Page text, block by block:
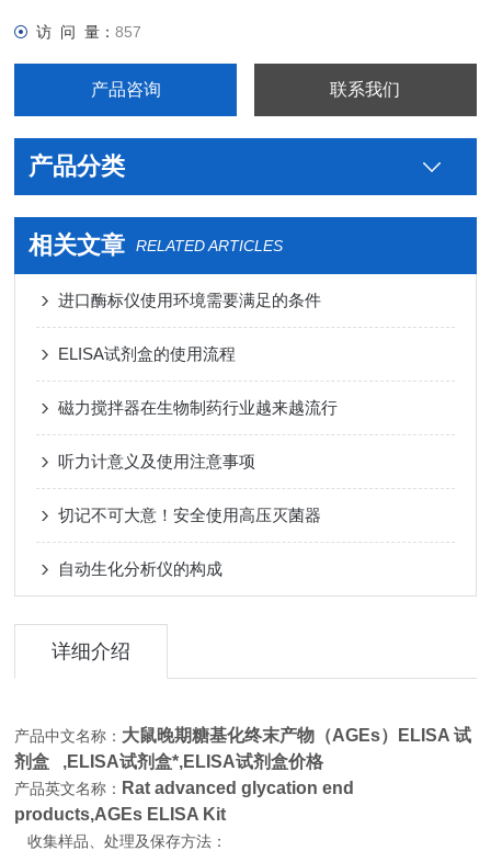
访 问 量：857
产品咨询 联系我们
产品分类
相关文章 RELATED ARTICLES
进口酶标仪使用环境需要满足的条件
ELISA试剂盒的使用流程
磁力搅拌器在生物制药行业越来越流行
听力计意义及使用注意事项
切记不可大意！安全使用高压灭菌器
自动生化分析仪的构成
详细介绍
产品中文名称： 大鼠晚期糖基化终末产物（AGEs）ELISA 试
剂盒 ,ELISA试剂盒*,ELISA试剂盒价格
产品英文名称： Rat advanced glycation end
products,AGEs ELISA Kit
收集样品、处理及保存方法：